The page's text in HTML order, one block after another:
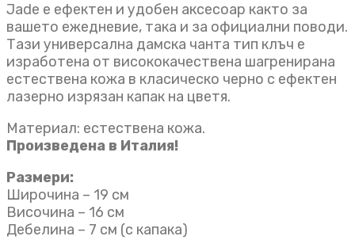
Jade е ефектен и удобен аксесоар както за
вашето ежедневие, така и за официални поводи.
Тази универсална дамска чанта тип клъч e
изработена от висококачествена шагренирана
естествена кожа в класическо черно с ефектен
лазерно изрязан капак на цветя.
Материал: естествена кожа.
Произведена в Италия!
Размери:
Широчина – 19 см
Височина – 16 см
Дебелина – 7 см (с капака)